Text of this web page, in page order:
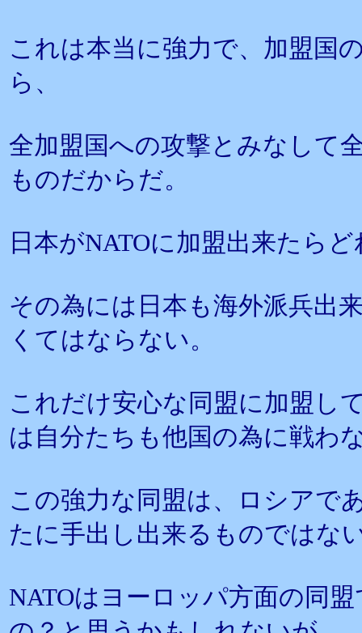
これは本当に強力で、加盟国
ら、
全加盟国への攻撃とみなして
ものだからだ。
日本がNATOに加盟出来たら
その為には日本も海外派兵出
くてはならない。
これだけ安心な同盟に加盟し
は自分たちも他国の為に戦わ
この強力な同盟は、ロシアで
たに手出し出来るものではな
NATOはヨーロッパ方面の同